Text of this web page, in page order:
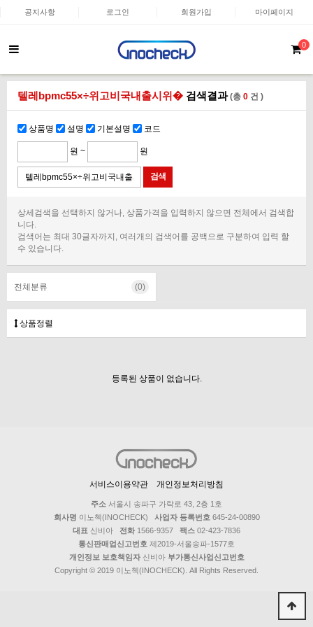
공지사항 로그인 회원가입 마이페이지
0
텔레bpmc55×÷위고비국내출시위� 검색결과(총 0 건 )
상품명 설명 기본설명 코드
원 ~ 원
상세검색을 선택하지 않거나, 상품가격을 입력하지 않으면 전체에서 검색합
니다.
검색어는 최대 30글자까지, 여러개의 검색어를 공백으로 구분하여 입력 할
수 있습니다.
전체분류 (0)
상품정렬
등록된 상품이 없습니다.
서비스이용약관 개인정보처리방침
주소 서울시 송파구 가락로 43, 2층 1호
회사명 이노첵(INOCHECK) 사업자 등록번호 645-24-00890
대표 신비아 전화 1566-9357 팩스 02-423-7836
통신판매업신고번호 제2019-서울송파-1577호
개인정보 보호책임자신비아 부가통신사업신고번호
Copyright © 2019 이노첵(INOCHECK). All Rights Reserved.